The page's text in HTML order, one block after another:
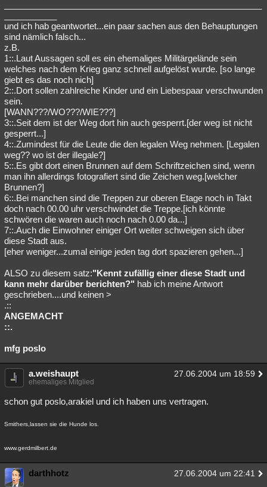
und ich hab geantwortet...ein paar sachen aus den Behauptungen
sind nämlich falsch...
z.B.
1::.Laut Aussagen soll es ein ehemaliges Militärgelände sein
welches nach dem Krieg ganz schnell aufgelöst wurde. [so lange
giebt es das noch nich]
2::.Dort sollen zahlreiche Kinder und ein Liebespaar verschwunden
sein.
[WANN???/WO???/WIE???]
3::.Seit dem ist der Weg dort hin auch gesperrt.[der weg ist nicht
gesperrt...]
4::.Zumindest für die Leute die den legalen Weg nehmen. [Legalen
weg?? wo ist der illegale?]
5::.Es gibt dort einen Brunnen auf dem Schriftzeichen sind, wenn
man ihn allerdings fotografiert sind die Zeichen weg.[welcher
Brunnen?]
6::.Bei manchen sind die Treppen zur oberen Etage noch in Takt
doch nach 00.00 uhr verschwindet die Treppe.[ich könnte
schwören die waren auch noch nach 0.00 da...]
7::.Auch die Einwohner einiger Ort weiter schweigen sich über
diese Stadt aus.
[eher weniger...zumal einige jeden tag dort spazieren gehen...]
ALSO zu diesem satz:"Kennt zufällig einer diese Stadt und
kann mehr darüber berichten?" hab ich meine Antwort
geschrieben....und keinen >
.::
ANGEMACHT
::.
mfg poslo
a.weishaupt 27.06.2004 um 18:59
ehemaliges Mitglied
schon gut poslo,arakiel und ich haben uns vertragen.
Smithers,lassen sie die Hunde los.
www.gerdmilbert.de
darthhotz 27.06.2004 um 22:41